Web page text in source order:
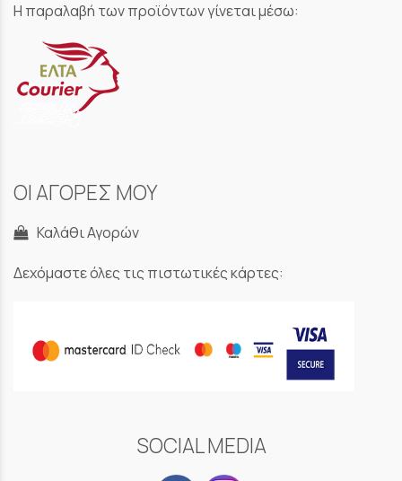
Η παραλαβή των προϊόντων γίνεται μέσω:
ΟΙ ΑΓΟΡΕΣ ΜΟΥ
Καλάθι Αγορών
Δεχόμαστε όλες τις πιστωτικές κάρτες:
SOCIAL MEDIA